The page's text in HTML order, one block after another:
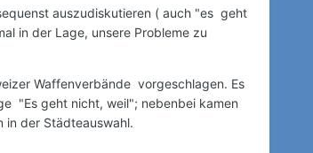
auszudiskutieren ( auch "es geht
in der Lage, unsere Probleme zu
Waffenverbände vorgeschlagen. Es
"Es geht nicht, weil"; nebenbei kamen
in der Städteauswahl.